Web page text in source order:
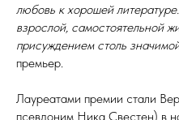
любовь к хорошей
взрослой, самостоятельной
присуждением столь
премьер.
Лауреатами премии стали
псевдоним Ника Свестен) в